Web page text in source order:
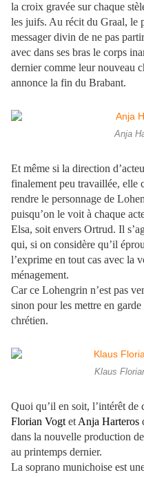
la croix gravée sur chaque
les juifs. Au récit du Graal, le
messager divin de ne pas
avec dans ses bras le corps
dernier comme leur nouveau
annonce la fin du Brabant.
Anja
Et même si la direction
finalement peu travaillée, elle
rendre le personnage de
puisqu’on le voit à chaque
Elsa, soit envers Ortrud. Il
qui, si on considère qu’il
l’exprime en tout cas avec la
ménagement.
Car ce Lohengrin n’est pas
sinon pour les mettre en
chrétien.
Klaus
Quoi qu’il en soit, l’intérêt de
Florian Vogt et Anja Harteros
dans la nouvelle production de
au printemps dernier.
La soprano munichoise est